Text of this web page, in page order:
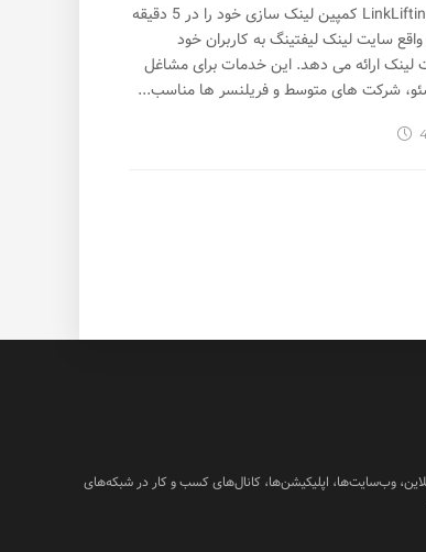
شما می توانید با LinkLifting کمپین لینک سازی خود را در 5 دقیقه
واقع سایت لینک لیفتینگ به کاربران خود
لینک ارائه می دهد. این خدمات برای مشاغل
شرکت های متوسط و فریلنسر ها مناسب...
وب‌سایت‌ها، اپلیکیشن‌ها، کانال‌های کسب و کار در شبکه‌های